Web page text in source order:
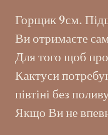
Горщик 9см.
Ви отримаєте
Для того щоб
Кактуси
півтіні без
Якщо Ви не